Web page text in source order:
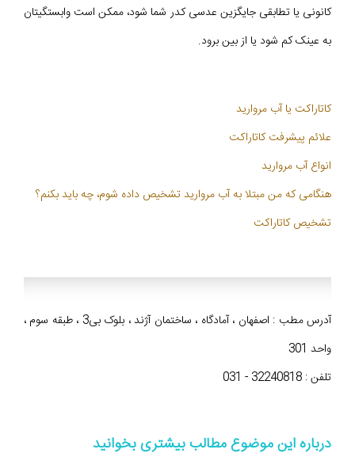
کانونی یا تطابقی جايگزين عدسى كدر شما شود، ممکن است وابستگیتان
به عینک کم شود یا از بین برود.
کاتاراکت يا آب مروارید
علائم پیشرفت کاتاراکت
انواع آب مروارید
هنگامی که من مبتلا به آب مروارید تشخیص داده شوم، چه باید بکنم؟
تشخیص کاتاراکت
آدرس مطب : اصفهان ، آمادگاه ، ساختمان آژند ، بلوک بی3 ، طبقه سوم ،
واحد 301
تلفن : 32240818 - 031
درباره این موضوع مطالب بیشتری بخوانید